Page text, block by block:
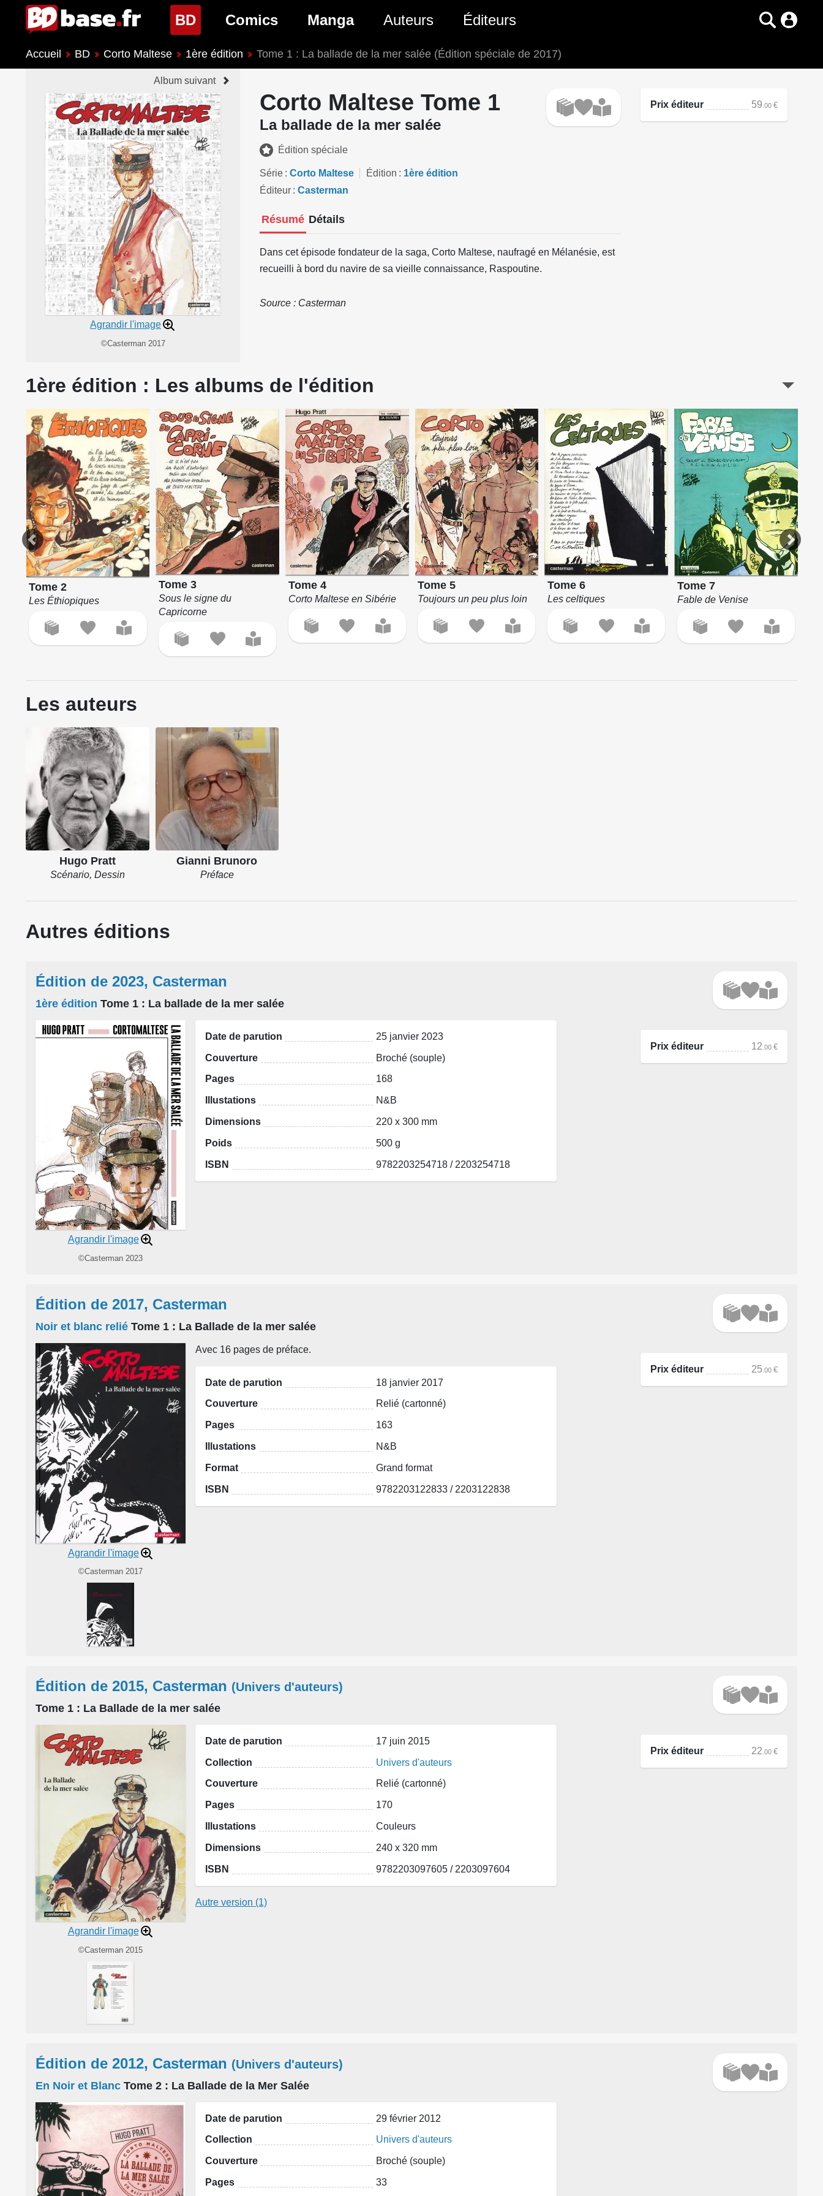
BD(page courante)
Nouveautés BD
Prochaines sorties BD
Genres BD
Comics
Nouveautés Comics
Genres Comics
Manga
Nouveautés Manga
Genres Manga
Auteurs Éditeurs
Accueil BD Corto Maltese 1ère édition Tome 1 : La ballade de la mer salée (Édition spéciale de 2017)
Album suivant
Agrandir l'image
©Casterman 2017
Corto Maltese Tome 1
La ballade de la mer salée
Édition spéciale
Série Corto Maltese Édition
1ère édition
Éditeur
Casterman
Résumé Détails
Dans cet épisode fondateur de la saga, Corto Maltese, naufragé en Mélanésie, est
recueilli à bord du navire de sa vieille connaissance, Raspoutine.
Source : Casterman
Prix éditeur 59 .00 €
1ère édition : Les albums de l'édition
Tome 2
Les Éthiopiques
Tome 3
Sous le signe du
Capricorne
Tome 4
Corto Maltese en Sibérie
Tome 5
Toujours un peu plus loin
Tome 6
Les celtiques
Tome 7
Fable de Venise
Les auteurs
Hugo Pratt
Scénario, Dessin
Gianni Brunoro
Préface
Autres éditions
Édition de 2023, Casterman
1ère édition Tome 1 : La ballade de la mer salée
Agrandir l'image
©Casterman 2023
Date de parution 25 janvier 2023
Couverture Broché (souple)
Pages 168
Illustations N&B
Dimensions 220 x 300 mm
Poids 500 g
ISBN 9782203254718 / 2203254718
Prix éditeur 12 .00 €
Édition de 2017, Casterman
Noir et blanc relié Tome 1 : La Ballade de la mer salée
Agrandir l'image
©Casterman 2017
Avec 16 pages de préface.
Date de parution 18 janvier 2017
Couverture Relié (cartonné)
Pages 163
Illustations N&B
Format Grand format
ISBN 9782203122833 / 2203122838
Prix éditeur 25 .00 €
Édition de 2015, Casterman (Univers d'auteurs)
Tome 1 : La Ballade de la mer salée
Agrandir l'image
©Casterman 2015
Date de parution 17 juin 2015
Collection Univers d'auteurs
Couverture Relié (cartonné)
Pages 170
Illustations Couleurs
Dimensions 240 x 320 mm
ISBN 9782203097605 / 2203097604
Autre version (1)
Prix éditeur 22 .00 €
Édition de 2012, Casterman (Univers d'auteurs)
En Noir et Blanc Tome 2 : La Ballade de la Mer Salée
Date de parution 29 février 2012
Collection Univers d'auteurs
Couverture Broché (souple)
Pages 33